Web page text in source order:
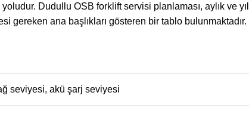
Dudullu OSB forklift servisi planlaması, aylık ve
gereken ana başlıkları gösteren bir tablo bulunmaktadır.
seviyesi, akü şarj seviyesi